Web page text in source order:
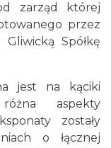
zarząd której
przez
Spółkę
jest na kąciki
aspekty
zostały
o łącznej